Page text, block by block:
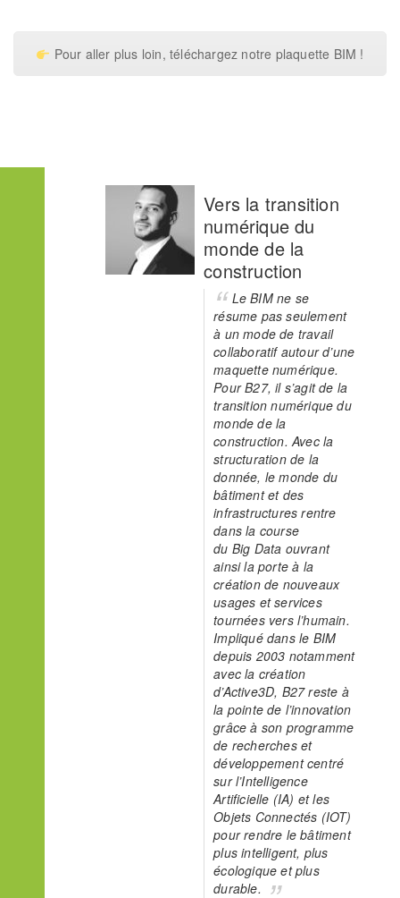
Pour aller plus loin, téléchargez notre plaquette BIM !
Vers la transition
numérique du
monde de la
construction
Le BIM ne se
résume pas seulement
à un mode de travail
collaboratif autour d’une
maquette numérique.
Pour B27, il s’agit de la
transition numérique du
monde de la
construction. Avec la
structuration de la
donnée, le monde du
bâtiment et des
infrastructures rentre
dans la course
du Big Data ouvrant
ainsi la porte à la
création de nouveaux
usages et services
tournées vers l’humain.
Impliqué dans le BIM
depuis 2003 notamment
avec la création
d’Active3D, B27 reste à
la pointe de l’innovation
grâce à son programme
de recherches et
développement centré
sur l’Intelligence
Artificielle (IA) et les
Objets Connectés (IOT)
pour rendre le bâtiment
plus intelligent, plus
écologique et plus
durable.